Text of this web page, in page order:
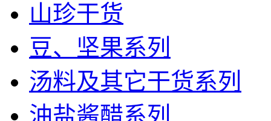
山珍干货
豆、坚果系列
汤料及其它干货系列
油盐酱醋系列